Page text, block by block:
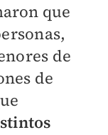
que
de
de